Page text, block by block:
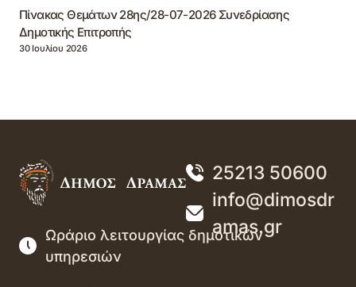
Πίνακας Θεμάτων 28ης/28-07-2026 Συνεδρίασης
Δημοτικής Επιτροπής
30 Ιουλίου 2026
25213 50600
info@dimosdr
amas.gr
Ωράριο λειτουργίας δημοτικών
υπηρεσιών